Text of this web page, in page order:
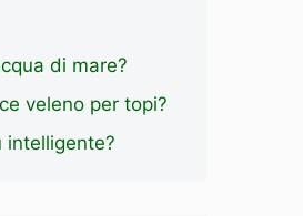
di mare?
veleno per topi?
intelligente?